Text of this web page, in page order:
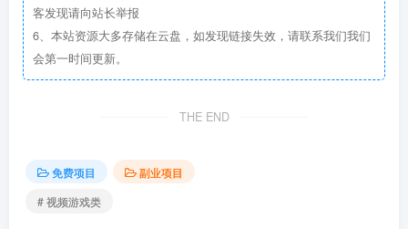
客发现请向站长举报
6、本站资源大多存储在云盘，如发现链接失效，请联系我们我们
会第一时间更新。
THE END
免费项目
副业项目
# 视频游戏类